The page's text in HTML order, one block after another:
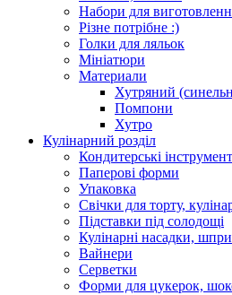
Набори для
Різне потрібне :)
Голки для ляльок
Мініатюри
Материали
Хутряний
Помпони
Хутро
Кулінарний розділ
Кондитерські
Паперові форми
Упаковка
Свічки для торту,
Підставки під солодощі
Кулінарні насадки,
Вайнери
Серветки
Форми для цукерок,